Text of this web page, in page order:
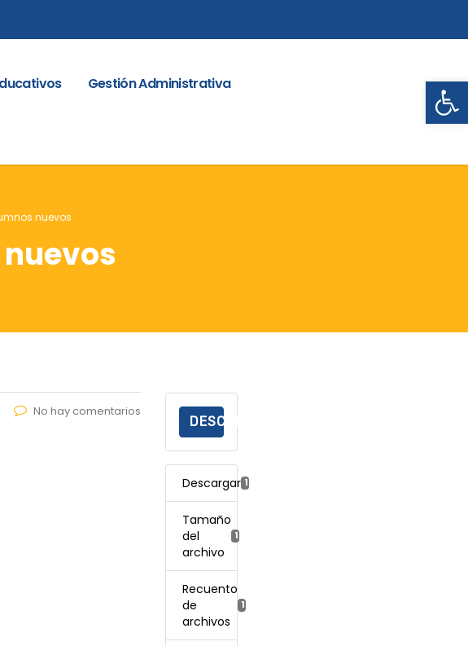
Gestión Administrativa
nuevos
No hay comentarios
DESCARGAR
Descargar 121
Tamaño
del
archivo
128.50 KB
Recuento
de
archivos
1